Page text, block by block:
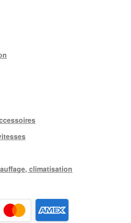
climatisation